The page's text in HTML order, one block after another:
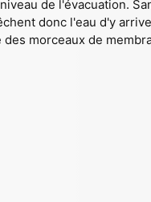
de l'évacuation.
donc l'eau d'y
morceaux de